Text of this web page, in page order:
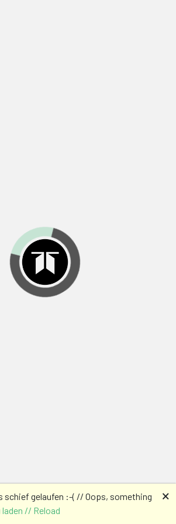
schief gelaufen :-( // Oops, something
laden // Reload
🗙